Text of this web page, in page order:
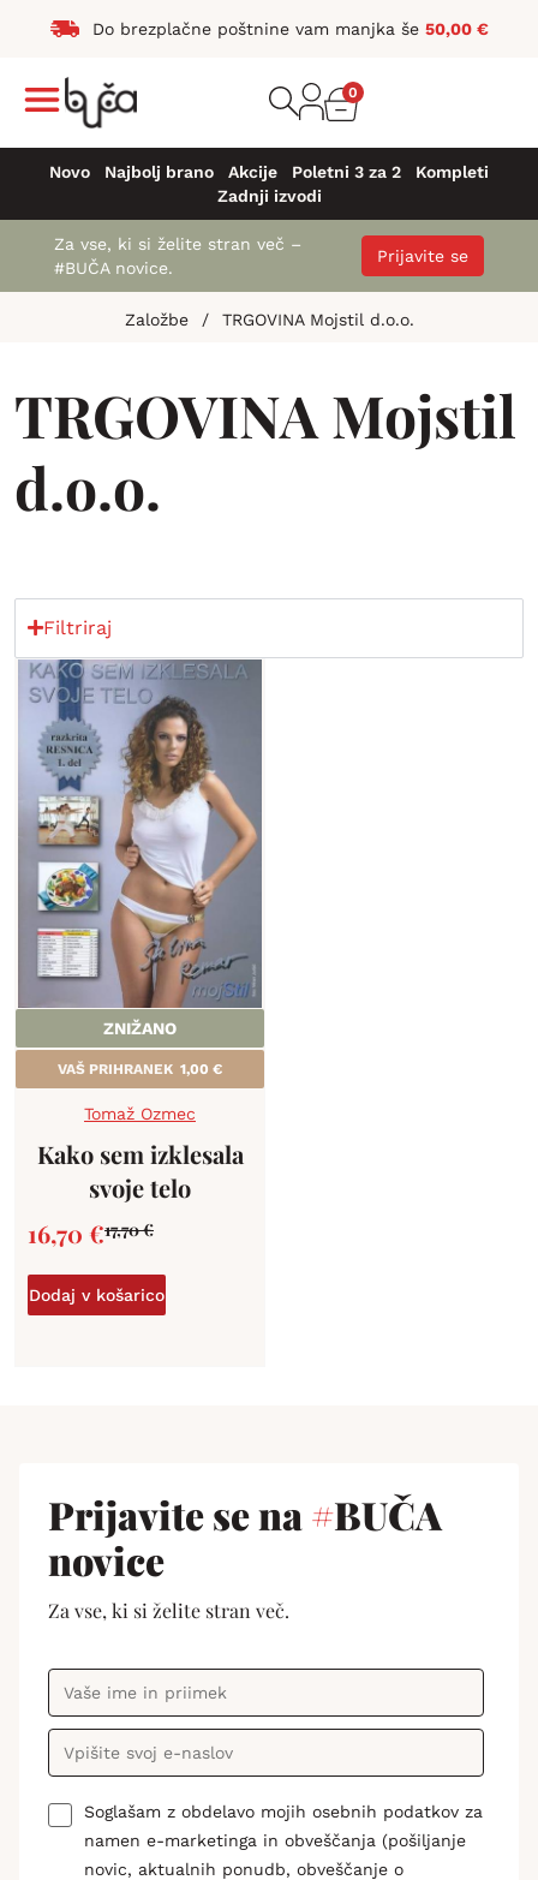
Do brezplačne poštnine vam manjka še 50,00 €
0
Novo Najbolj brano Akcije Poletni 3 za 2
Kompleti
Zadnji izvodi
Za vse, ki si želite stran več –
#BUČA novice.
Prijavite se
Založbe / TRGOVINA Mojstil d.o.o.
TRGOVINA Mojstil
d.o.o.
Filtriraj
ZNIŽANO
VAŠ PRIHRANEK 1,00 €
Tomaž Ozmec
Kako sem izklesala
svoje telo
17,70€
16,70 €
Dodaj v košarico
Prijavite se na#BUČA
novice
Za vse, ki si želite stran več.
Soglašam z obdelavo mojih osebnih podatkov za
namen e-marketinga in obveščanja (pošiljanje
novic, aktualnih ponudb, obveščanje o